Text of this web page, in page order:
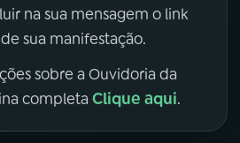
na sua mensagem o link
sua manifestação.
sobre a Ouvidoria da
completa Clique aqui.